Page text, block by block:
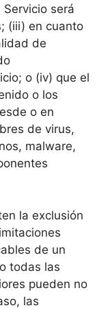
será
(iii) en cuanto
de
o (iv) que el
o los
o en
de virus,
malware,
la exclusión
de un
todas las
pueden no
las